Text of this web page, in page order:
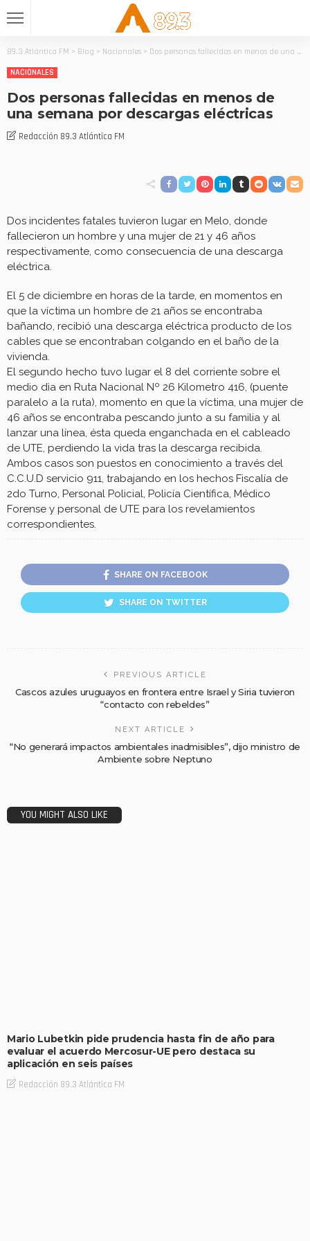
89.3 Atlántica FM > Blog > Nacionales > Dos personas fallecidas en menos de una semana por descargas eléctricas
NACIONALES
Dos personas fallecidas en menos de
una semana por descargas eléctricas
Redacción 89.3 Atlántica FM
Dos incidentes fatales tuvieron lugar en Melo, donde
fallecieron un hombre y una mujer de 21 y 46 años
respectivamente, como consecuencia de una descarga
eléctrica.
El 5 de diciembre en horas de la tarde, en momentos en
que la víctima un hombre de 21 años se encontraba
bañando, recibió una descarga eléctrica producto de los
cables que se encontraban colgando en el baño de la
vivienda.
El segundo hecho tuvo lugar el 8 del corriente sobre el
medio dìa en Ruta Nacional Nº 26 Kilometro 416, (puente
paralelo a la ruta), momento en que la víctima, una mujer de
46 años se encontraba pescando junto a su familia y al
lanzar una línea, ésta queda enganchada en el cableado
de UTE, perdiendo la vida tras la descarga recibida.
Ambos casos son puestos en conocimiento a través del
C.C.U.D servicio 911, trabajando en los hechos Fiscalía de
2do Turno, Personal Policial, Policía Científica, Médico
Forense y personal de UTE para los revelamientos
correspondientes.
SHARE ON FACEBOOK
SHARE ON TWITTER
PREVIOUS ARTICLE
Cascos azules uruguayos en frontera entre Israel y Siria tuvieron
“contacto con rebeldes”
NEXT ARTICLE
“No generará impactos ambientales inadmisibles”, dijo ministro de
Ambiente sobre Neptuno
YOU MIGHT ALSO LIKE
Mario Lubetkin pide prudencia hasta fin de año para
evaluar el acuerdo Mercosur-UE pero destaca su
aplicación en seis países
Redacción 89.3 Atlántica FM